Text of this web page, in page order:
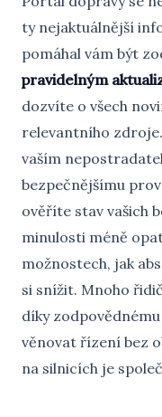
ty nejaktuálnější
pomáhal vám být
pravidelným
dozvíte o všech
relevantního zdroje.
vaším
bezpečnějšímu
ověříte stav vašich
minulosti méně
možnostech, jak
si snížit. Mnoho
díky
věnovat řízení bez
na silnicích je